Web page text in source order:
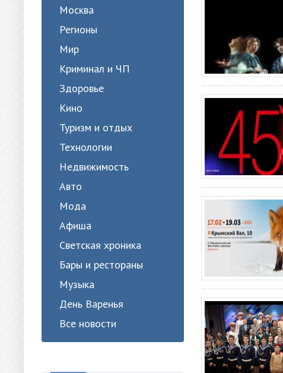
Москва
Регионы
Мир
Криминал и ЧП
Здоровье
Кино
Туризм и отдых
Технологии
Недвижимость
Авто
Мода
Афиша
Светская хроника
Бары и рестораны
Музыка
День Варенья
Все новости